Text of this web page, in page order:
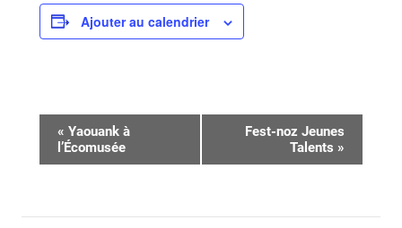
Ajouter au calendrier
Navigation
Évènement
« Yaouank à
l’Écomusée
Fest-noz Jeunes
Talents »